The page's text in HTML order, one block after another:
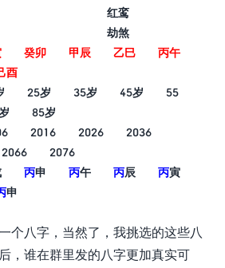
红鸾
人 劫煞
癸卯 甲辰 乙巳 丙午
酉
25岁 35岁 45岁 55
85岁
2016 2026 2036
2076
丙申 丙午 丙辰 丙寅
申
个八字，当然了，我挑选的这些八
，谁在群里发的八字更加真实可